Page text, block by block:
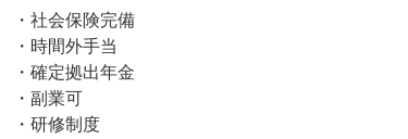
・社会保険完備
・時間外手当
・確定拠出年金
・副業可
・研修制度